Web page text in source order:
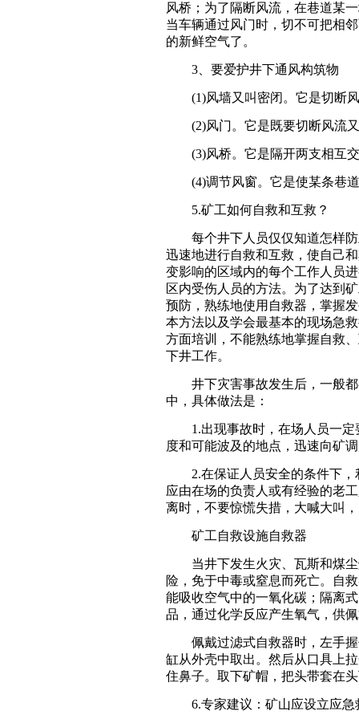
风桥；为了隔断风流，在巷道某
当车辆通过风门时，切不可把相
的新鲜空气了。
3、要爱护井下通风构筑物
(1)风墙又叫密闭。它是切断风
(2)风门。它是既要切断风流又
(3)风桥。它是隔开两支相互交
(4)调节风窗。它是使某条巷道
5.矿工如何自救和互救？
每个井下人员仅仅知道怎样防
迅速地进行自救和互救，使自己
变影响的区域内的每个工作人员
区内受伤人员的方法。为了达到
预防，熟练地使用自救器，掌握
本方法以及学会最基本的现场急
方面培训，不能熟练地掌握自救
下井工作。
井下灾害事故发生后，一般都
中，具体做法是：
1.出现事故时，在场人员一定
度和可能波及的地点，迅速向矿
2.在保证人员安全的条件下，
应由在场的负责人或有经验的老
离时，不要惊慌失措，大喊大叫
矿工自救设施自救器
当井下发生火灾、瓦斯和煤尘
险，免于中毒或窒息而死亡。自
能吸收空气中的一氧化碳；隔离
品，通过化学反应产生氧气，供
佩戴过滤式自救器时，左手握
缸从外壳中取出。然后从口具上
住鼻子。取下矿帽，把头带套在
6.专家建议：矿山应设立应急